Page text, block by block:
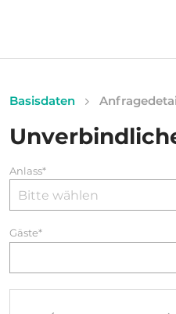
Basisdaten
Anlass*
Gäste*